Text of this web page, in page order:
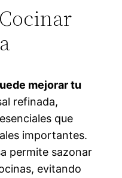
mejorar tu
refinada,
que
importantes.
permite sazonar
evitando